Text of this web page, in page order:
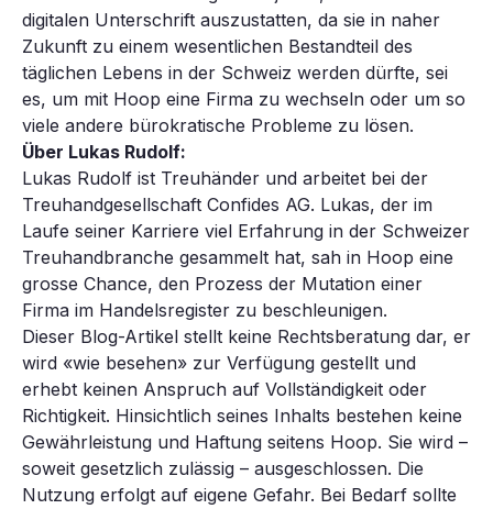
digitalen Unterschrift auszustatten, da sie in naher
Zukunft zu einem wesentlichen Bestandteil des
täglichen Lebens in der Schweiz werden dürfte, sei
es, um mit Hoop eine Firma zu wechseln oder um so
viele andere bürokratische Probleme zu lösen.
Über Lukas Rudolf:
Lukas Rudolf ist Treuhänder und arbeitet bei der
Treuhandgesellschaft Confides AG. Lukas, der im
Laufe seiner Karriere viel Erfahrung in der Schweizer
Treuhandbranche gesammelt hat, sah in Hoop eine
grosse Chance, den Prozess der Mutation einer
Firma im Handelsregister zu beschleunigen.
Dieser Blog-Artikel stellt keine Rechtsberatung dar, er
wird «wie besehen» zur Verfügung gestellt und
erhebt keinen Anspruch auf Vollständigkeit oder
Richtigkeit. Hinsichtlich seines Inhalts bestehen keine
Gewährleistung und Haftung seitens Hoop. Sie wird –
soweit gesetzlich zulässig – ausgeschlossen. Die
Nutzung erfolgt auf eigene Gefahr. Bei Bedarf sollte